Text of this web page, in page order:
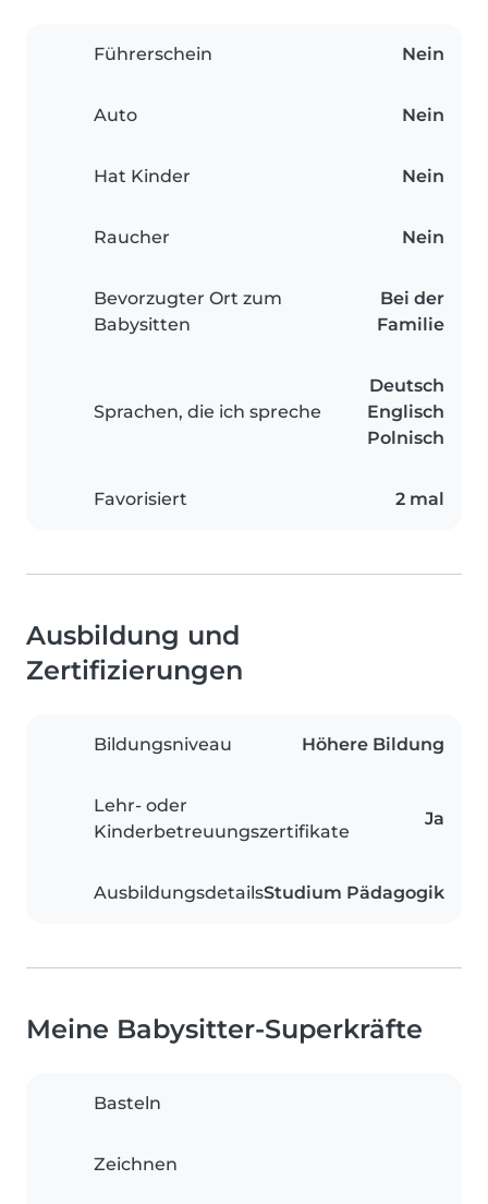
Führerschein Nein
Auto Nein
Hat Kinder Nein
Raucher Nein
Bevorzugter Ort zum
Babysitten
Bei der
Familie
Sprachen, die ich spreche
Deutsch
Englisch
Polnisch
Favorisiert 2 mal
Ausbildung und
Zertifizierungen
Bildungsniveau Höhere Bildung
Lehr- oder
Kinderbetreuungszertifikate
Ja
AusbildungsdetailsStudium Pädagogik
Meine Babysitter-Superkräfte
Basteln
Zeichnen